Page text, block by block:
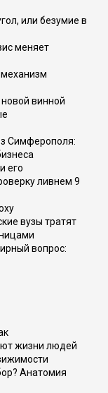
или безумие в
меняет
винной
Симферополя:
его
ливнем 9
вузы тратят
вопрос:
жизни людей
Анатомия